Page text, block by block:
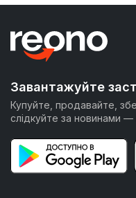
Завантажуйте
Купуйте, продавайте,
слідкуйте за новинами —